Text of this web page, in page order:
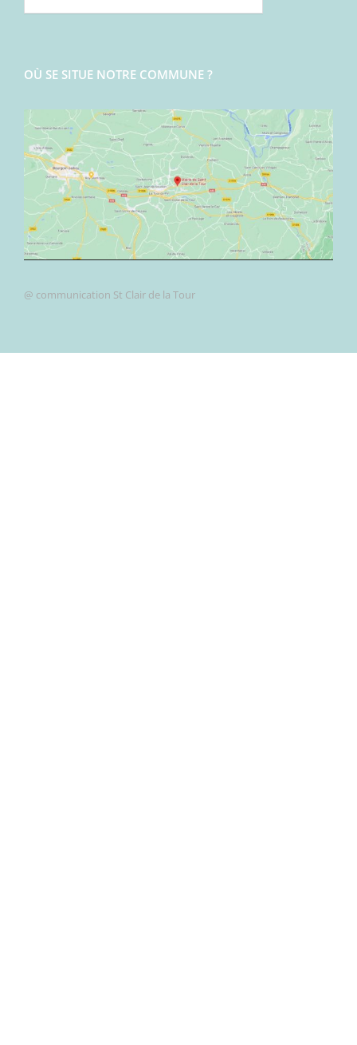
OÙ SE SITUE NOTRE COMMUNE ?
@ communication St Clair de la Tour